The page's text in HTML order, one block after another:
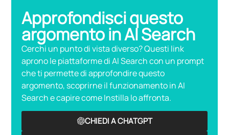
Approfondisci questo
argomento in AI Search
Cerchi un punto di vista diverso? Questi link
aprono le piattaforme di AI Search con un prompt
che ti permette di approfondire questo
argomento, scoprirne il funzionamento in AI
Search e capire come Instilla lo affronta.
CHIEDI A CHATGPT